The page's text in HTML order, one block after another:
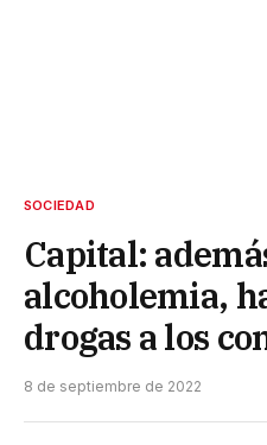
SOCIEDAD
Capital:
alcoholemia,
drogas a los
8 de septiembre de 2022